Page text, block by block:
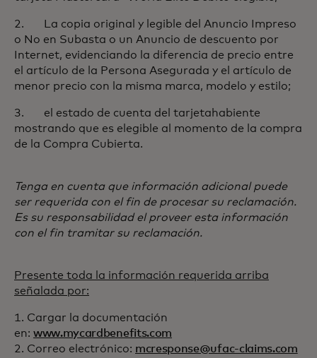
2. La copia original y legible del Anuncio Impreso
o No en Subasta o un Anuncio de descuento por
Internet, evidenciando la diferencia de precio entre
el artículo de la Persona Asegurada y el artículo de
menor precio con la misma marca, modelo y estilo;
3. el estado de cuenta del tarjetahabiente
mostrando que es elegible al momento de la compra
de la Compra Cubierta.
Tenga en cuenta que información adicional puede
ser requerida con el fin de procesar su reclamación.
Es su responsabilidad el proveer esta información
con el fin tramitar su reclamación.
Presente toda la información requerida arriba
señalada por:
1. Cargar la documentación
en: www.mycardbenefits.com
2. Correo electrónico: mcresponse@ufac-claims.com